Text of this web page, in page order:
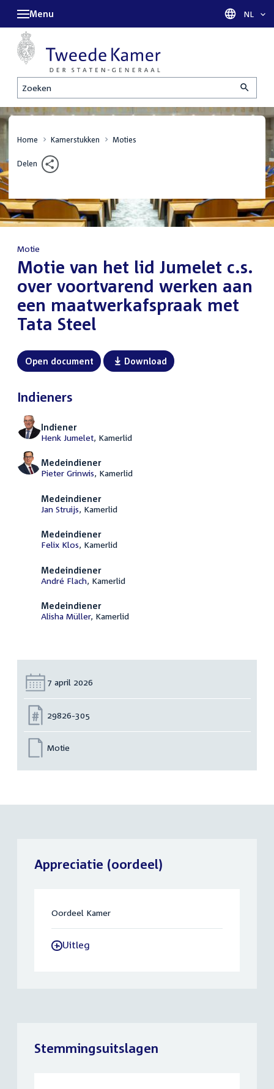
Zoeken
Menu Taal
NL
Home Kamerstukken Moties
Delen
Motie
:Motie van het lid Jumelet c.s.
over voortvarend werken aan
een maatwerkafspraak met
Tata Steel
Open document Download
Indieners
Indiener
Henk Jumelet, Kamerlid
Medeindiener
Pieter Grinwis, Kamerlid
Medeindiener
Jan Struijs, Kamerlid
Medeindiener
Felix Klos, Kamerlid
Medeindiener
André Flach, Kamerlid
Medeindiener
Alisha Müller, Kamerlid
Datum:
7 april 2026
Nummer:
29826-305
Motie
Appreciatie (oordeel)
Oordeel Kamer
-Uitleg
Stemmingsuitslagen